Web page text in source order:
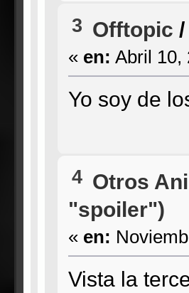
3 Offtopic /
« en: Abril 10,
Yo soy de
4 Otros
"spoiler")
« en:
Vista la